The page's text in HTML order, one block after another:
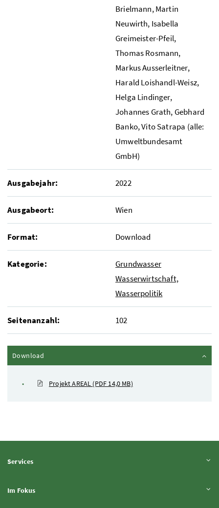
Brielmann, Martin
Neuwirth, Isabella
Greimeister-Pfeil,
Thomas Rosmann,
Markus Ausserleitner,
Harald Loishandl-Weisz,
Helga Lindinger,
Johannes Grath, Gebhard
Banko, Vito Satrapa (alle:
Umweltbundesamt
GmbH)
Ausgabejahr: 2022
Ausgabeort: Wien
Format: Download
Kategorie:
Grundwasser
Wasserwirtschaft,
Wasserpolitik
Seitenanzahl: 102
Download
Projekt AREAL (PDF 14,0 MB)
ServicesInhalt aufklappen
Im FokusInhalt aufklappen